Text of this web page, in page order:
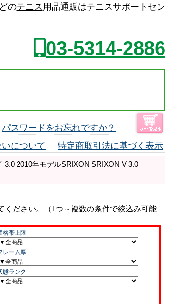
のテニス用品通販はテニスサポートセン
03-5314-2886
パスワードをお忘れですか？
について 特定商取引法に基づく表示
2010年モデルSRIXON SRIXON V 3.0